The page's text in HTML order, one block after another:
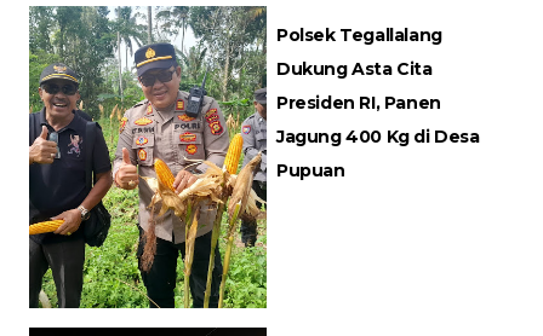
Polsek Tegallalang
Dukung Asta Cita
Presiden RI, Panen
Jagung 400 Kg di Desa
Pupuan